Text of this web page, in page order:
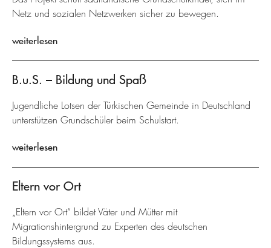
Netz und sozialen Netzwerken sicher zu bewegen.
weiterlesen
B.u.S. – Bildung und Spaß
Jugendliche Lotsen der Türkischen Gemeinde in Deutschland
unterstützen Grundschüler beim Schulstart.
weiterlesen
Eltern vor Ort
„Eltern vor Ort“ bildet Väter und Mütter mit
Migrationshintergrund zu Experten des deutschen
Bildungssystems aus.